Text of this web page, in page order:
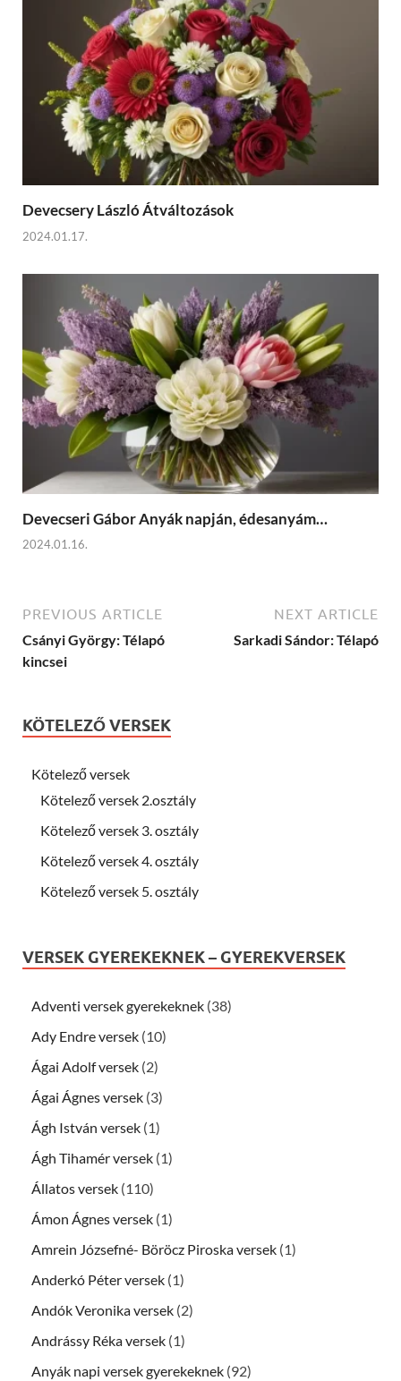
Devecsery László Átváltozások
2024.01.17.
Devecseri Gábor Anyák napján, édesanyám…
2024.01.16.
PREVIOUS ARTICLE
Csányi György: Télapó
kincsei
NEXT ARTICLE
Sarkadi Sándor: Télapó
KÖTELEZŐ VERSEK
Kötelező versek
Kötelező versek 2.osztály
Kötelező versek 3. osztály
Kötelező versek 4. osztály
Kötelező versek 5. osztály
VERSEK GYEREKEKNEK – GYEREKVERSEK
Adventi versek gyerekeknek (38)
Ady Endre versek (10)
Ágai Adolf versek (2)
Ágai Ágnes versek (3)
Ágh István versek (1)
Ágh Tihamér versek (1)
Állatos versek (110)
Ámon Ágnes versek (1)
Amrein Józsefné- Böröcz Piroska versek (1)
Anderkó Péter versek (1)
Andók Veronika versek (2)
Andrássy Réka versek (1)
Anyák napi versek gyerekeknek (92)